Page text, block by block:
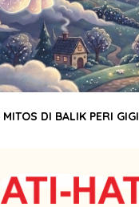
DI BALIK PERI GIGI